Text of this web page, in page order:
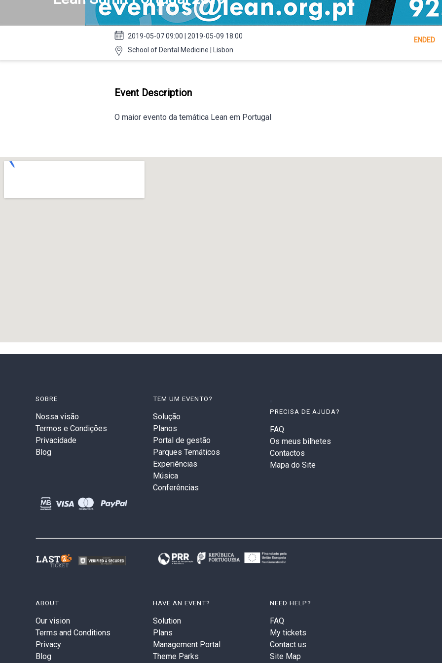
2019-05-07 09:00 | 2019-05-09 18:00
School of Dental Medicine | Lisbon
ENDED
Event Description
O maior evento da temática Lean em Portugal
SOBRE
Nossa visão
Termos e Condições
Privacidade
Blog
TEM UM EVENTO?
Solução
Planos
Portal de gestão
Parques Temáticos
Experiências
Música
Conferências
PRECISA DE AJUDA?
FAQ
Os meus bilhetes
Contactos
Mapa do Site
ABOUT
Our vision
Terms and Conditions
Privacy
Blog
HAVE AN EVENT?
Solution
Plans
Management Portal
Theme Parks
NEED HELP?
FAQ
My tickets
Contact us
Site Map